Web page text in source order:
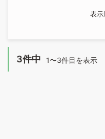
表示
3件中 1〜3件目を表示